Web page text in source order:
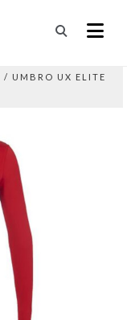
/ UMBRO UX ELITE